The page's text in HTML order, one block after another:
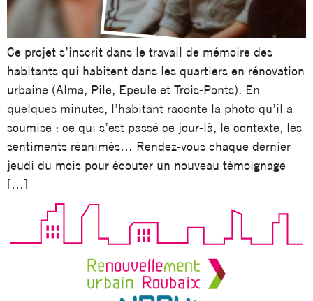
Ce projet s’inscrit dans le travail de mémoire des
habitants qui habitent dans les quartiers en rénovation
urbaine (Alma, Pile, Epeule et Trois-Ponts). En
quelques minutes, l’habitant raconte la photo qu’il a
soumise : ce qui s’est passé ce jour-là, le contexte, les
sentiments réanimés… Rendez-vous chaque dernier
jeudi du mois pour écouter un nouveau témoignage
[…]